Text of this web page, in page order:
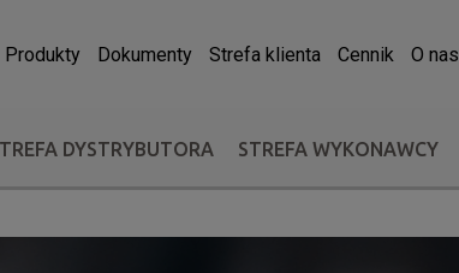
Produkty Dokumenty Strefa klienta Cennik O nas
DYSTRYBUTORA STREFA WYKONAWCY